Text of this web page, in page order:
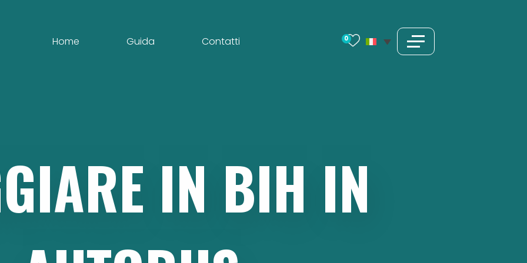
Home Guida Contatti 0
IN BIH IN